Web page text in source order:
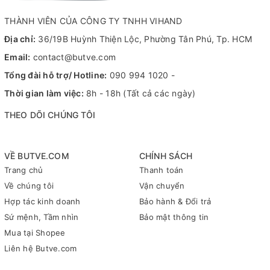
(Japan), nổi bật với đầu bút siêu mảnh cùng chất mực tươi,
chống chịu ma sát, không lem, không phai màu. Đây là lựa chọn
nhiều chất liệu khác nhau.
ĐẶC ĐIỂM NỔI BẬT CỦA DÒNG BÚT DECOCOLOR
ACRYLIC EXTRA FINE:
chi tiết và chính xác, đặc biệt phù hợp để viết thiệp, ghi chú
và các nội dung cần độ sắc nét cao.
Mực sơn dầu cao cấp giúp nhanh khô, có độ lên màu cao
cùng hiệu ứng bóng mờ đẹp mắt và bền màu theo thời gian.
giấy, thủy tinh, gốm sứ cùng nhiều bề mặt thủ công và sáng
tạo khác.
VỀ BUTVE.COM
Trang chủ
Về chúng tôi
Hợp tác kinh doanh
Sứ mệnh, Tầm nhìn
Mua tại Shopee
Liên hệ Butve.com
CHÍNH SÁCH
Thanh toán
Vận chuyển
Bảo hành & Đổi trả
Bảo mật thông tin
THÀNH VIÊN CỦA CÔNG TY TNHH VIHAND
Địa chỉ: 36/19B Huỳnh Thiện Lộc, Phường Tân Phú, Tp. HCM
Email: contact@butve.com
Tổng đài hỗ trợ/ Hotline: 090 994 1020 -
Thời gian làm việc: 8h - 18h (Tất cả các ngày)
THEO DÕI CHÚNG TÔI